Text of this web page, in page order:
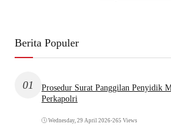
Berita Populer
01
Prosedur Surat Panggilan Penyidik
Perkapolri
Wednesday, 29 April 2026•265 Views